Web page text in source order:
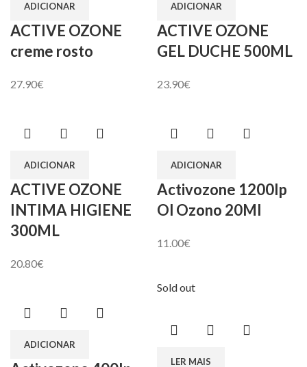
ADICIONAR
ACTIVE OZONE
creme rosto
27.90€
ADICIONAR
ACTIVE OZONE
GEL DUCHE 500ML
23.90€
ADICIONAR
ACTIVE OZONE
INTIMA HIGIENE
300ML
20.80€
ADICIONAR
Activozone 1200Ip
Ol Ozono 20Ml
11.00€
ADICIONAR
Sold out
LER MAIS